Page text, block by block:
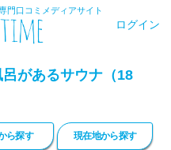
門口コミメディアサイト
ログイン
があるサウナ（18
ら探す 現在地から探す